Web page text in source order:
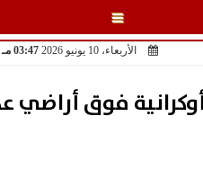
الأربعاء، 10 يونيو 2026 03:47 مـ
إسقاط 326 مسيرة أوكرانية فوق